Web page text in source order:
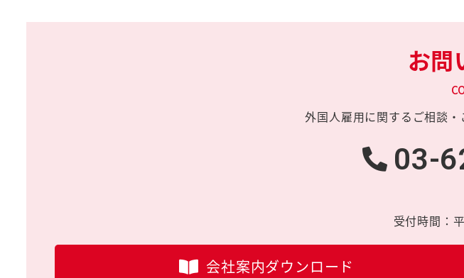
お問
外国人雇用に関する ご相談・
03-
受付時間：
会社案内ダウンロード